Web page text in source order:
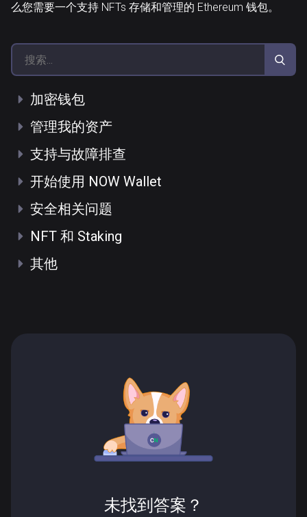
么您需要一个支持 NFTs 存储和管理的 Ethereum 钱包。
加密钱包
管理我的资产
支持与故障排查
开始使用 NOW Wallet
安全相关问题
NFT 和 Staking
其他
未找到答案？